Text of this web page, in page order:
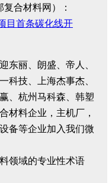
合材料网）：
目首条碳化线开
东丽、朗盛、帝人、
科技、上海杰事杰、
、杭州马科森、韩塑
材料企业，主机厂，
备等企业加入我们微